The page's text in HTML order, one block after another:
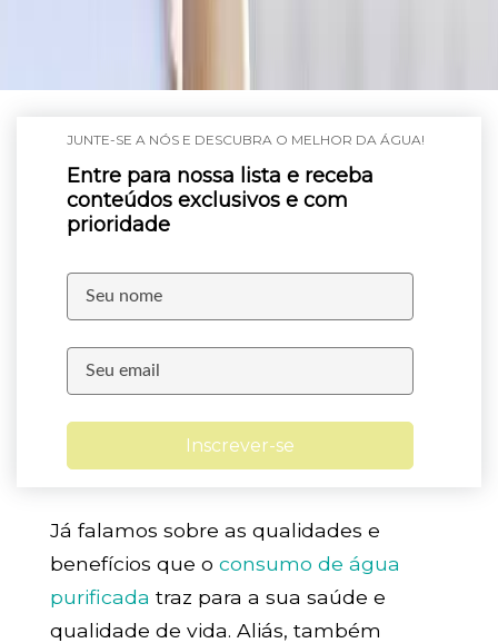
JUNTE-SE A NÓS E DESCUBRA O MELHOR DA ÁGUA!
Entre para nossa lista e receba
conteúdos exclusivos e com
prioridade
Inscrever-se
Já falamos sobre as qualidades e
benefícios que o consumo de água
purificada traz para a sua saúde e
qualidade de vida. Aliás, também